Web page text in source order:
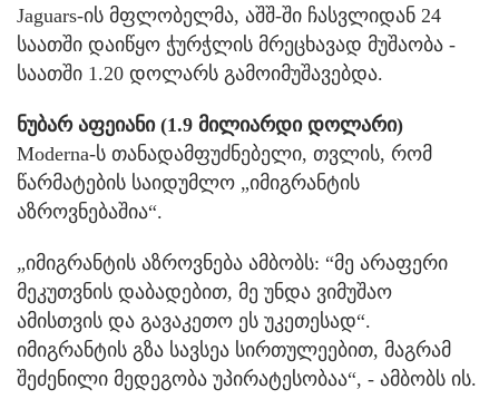
Jaguars-ის მფლობელმა, აშშ-ში ჩასვლიდან 24
საათში დაიწყო ჭურჭლის მრეცხავად მუშაობა -
საათში 1.20 დოლარს გამოიმუშავებდა.
ნუბარ აფეიანი (1.9 მილიარდი დოლარი)
Moderna-ს თანადამფუძნებელი, თვლის, რომ
წარმატების საიდუმლო „იმიგრანტის
აზროვნებაშია“.
„იმიგრანტის აზროვნება ამბობს: “მე არაფერი
მეკუთვნის დაბადებით, მე უნდა ვიმუშაო
ამისთვის და გავაკეთო ეს უკეთესად“.
იმიგრანტის გზა სავსეა სირთულეებით, მაგრამ
შეძენილი მედეგობა უპირატესობაა“, - ამბობს ის.